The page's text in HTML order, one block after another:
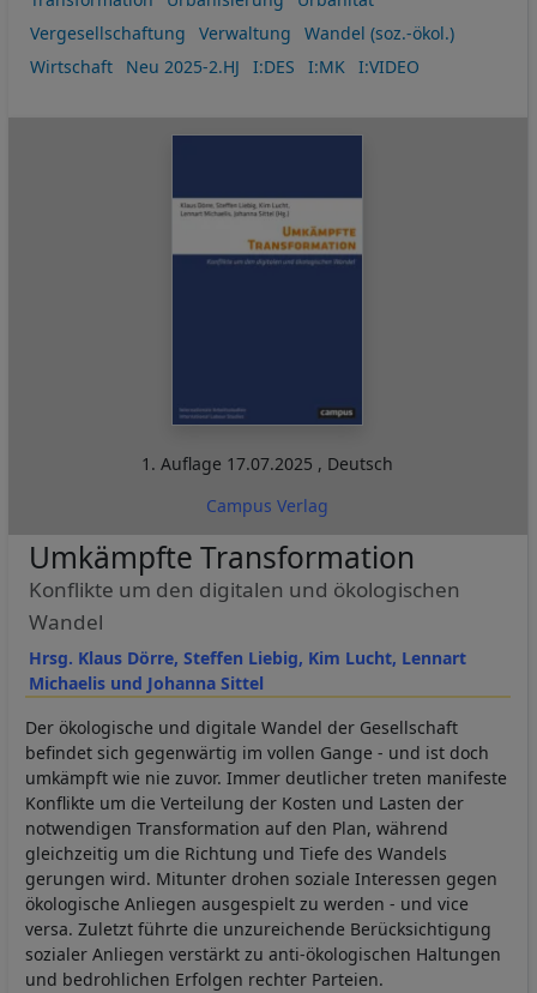
Vergesellschaftung
Verwaltung
Wandel (soz.-ökol.)
Wirtschaft
Neu 2025-2.HJ I:DES I:MK I:VIDEO
1. Auflage 17.07.2025 , Deutsch
Campus Verlag
Hrsg. Klaus Dörre, Steffen Liebig, Kim Lucht, Lennart
Michaelis und Johanna Sittel
Umkämpfte Transformation
Konflikte um den digitalen und ökologischen
Wandel
Der ökologische und digitale Wandel der Gesellschaft
befindet sich gegenwärtig im vollen Gange - und ist doch
umkämpft wie nie zuvor. Immer deutlicher treten manifeste
Konflikte um die Verteilung der Kosten und Lasten der
notwendigen Transformation auf den Plan, während
gleichzeitig um die Richtung und Tiefe des Wandels
gerungen wird. Mitunter drohen soziale Interessen gegen
ökologische Anliegen ausgespielt zu werden - und vice
versa. Zuletzt führte die unzureichende Berücksichtigung
sozialer Anliegen verstärkt zu anti-ökologischen Haltungen
und bedrohlichen Erfolgen rechter Parteien.